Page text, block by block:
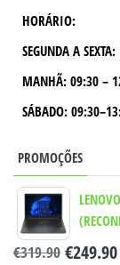
HORÁRIO:
SEGUNDA A SEXTA:
MANHÃ: 09:30 –
SÁBADO:
PROMOÇÕES
€319.90 €249.90